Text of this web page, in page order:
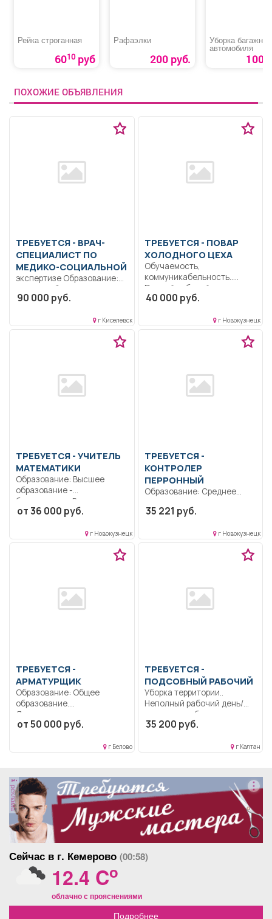
Рейка строганная
6010руб
Рафаэлки
200 руб.
Уборка
автомобиля
100
ПОХОЖИЕ ОБЪЯВЛЕНИЯ
ТРЕБУЕТСЯ - ВРАЧ-
СПЕЦИАЛИСТ ПО
МЕДИКО-СОЦИАЛЬНОЙ
экспертизе Образование:
Высшее образование —
специалитет,
90 000 руб.
г Киселевск
ТРЕБУЕТСЯ - ПОВАР
ХОЛОДНОГО ЦЕХА
Обучаемость,
коммуникабельность..
Полный рабочий день..
40 000 руб.
г Новокузнецк
ТРЕБУЕТСЯ - УЧИТЕЛЬ
МАТЕМАТИКИ
Образование: Высшее
образование -
бакалавриат.. Ведение
педагогической
от 36 000 руб.
г Новокузнецк
ТРЕБУЕТСЯ -
КОНТРОЛЕР
ПЕРРОННЫЙ
Образование: Среднее
образование.. Производить
35 221 руб.
г Новокузнецк
ТРЕБУЕТСЯ -
АРМАТУРЩИК
Образование: Общее
образование.
Дисциплинированность..
Армирование конструкций
монтажом арматурных...
от 50 000 руб.
г Белово
ТРЕБУЕТСЯ -
ПОДСОБНЫЙ РАБОЧИЙ
Уборка территории..
Неполный рабочий день/
неполная рабочая неделя..
35 200 руб.
г Калтан
реклама
Сейчас в г. Кемерово (00:58)
12.4 Co
облачно с прояснениями
Подробнее